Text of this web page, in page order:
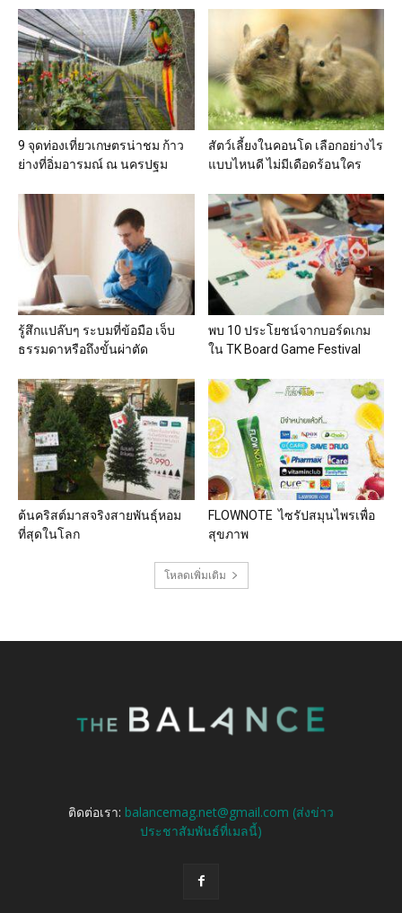
9 จุดท่องเที่ยวเกษตรน่าชม ก้าว
ย่างที่อิ่มอารมณ์ ณ นครปฐม
สัตว์เลี้ยงในคอนโด เลือกอย่างไร
แบบไหนดี ไม่มีเดือดร้อนใคร
รู้สึกแปล๊บๆ ระบมที่ข้อมือ เจ็บ
ธรรมดาหรือถึงขั้นผ่าตัด
พบ 10 ประโยชน์จากบอร์ดเกม
ใน TK Board Game Festival
ต้นคริสต์มาสจริงสายพันธุ์หอม
ที่สุดในโลก
FLOWNOTE ไซรัปสมุนไพรเพื่อ
สุขภาพ
โหลดเพิ่มเติม
ติดต่อเรา: balancemag.net@gmail.com (ส่งข่าว
ประชาสัมพันธ์ที่เมลนี้)